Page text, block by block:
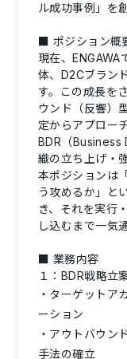
ル成功事例」を
■ ポジション概
現在、ENGAWA
体、D2Cブラン
す。この成長を
ウンド（反響）
定からアプロー
BDR（
織の立ち上げ・
本ポジションは
う攻めるか」と
き、それを実行
し込むまで一気
■ 業務内容
１：BDR戦略立
ターゲットア
ーション
アウトバウン
手法の確立